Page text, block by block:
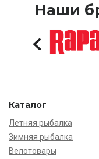
Наши
Каталог
Летняя рыбалка
Зимняя рыбалка
Велотовары